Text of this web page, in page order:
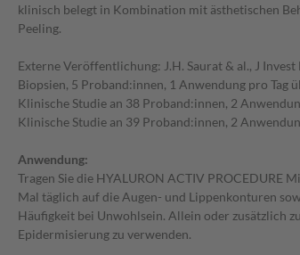
klinisch belegt in Kombination mit ästhetischen
Peeling.
Externe Veröffentlichung: J.H. Saurat & al., J
Biopsien, 5 Proband:innen, 1 Anwendung pro Tag
Klinische Studie an 38 Proband:innen, 2
Klinische Studie an 39 Proband:innen, 2
Anwendung:
Tragen Sie die HYALURON ACTIV PROCEDURE
Mal täglich auf die Augen- und Lippenkonturen
Häufigkeit bei Unwohlsein. Allein oder zusätzlich
Epidermisierung zu verwenden.